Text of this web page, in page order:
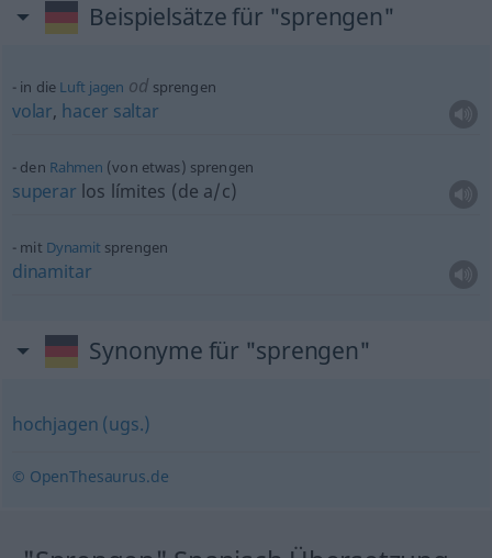
Beispielsätze für "sprengen"
in die Luft jagen od sprengen
volar, hacer saltar
den Rahmen (von etwas) sprengen
superar los límites (de a/c)
mit Dynamit sprengen
dinamitar
Synonyme für "sprengen"
hochjagen (ugs.)
© OpenThesaurus.de